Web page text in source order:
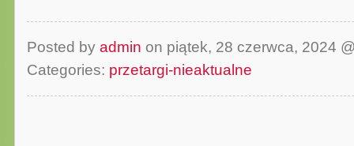
Posted by admin on piątek, 28 czerwca, 2024
Categories: przetargi-nieaktualne